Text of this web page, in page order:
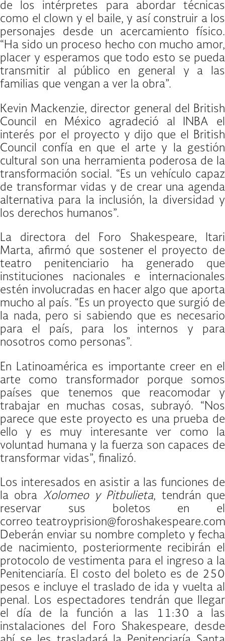
de los intérpretes para abordar técnicas
como el clown y el baile, y así construir a los
personajes desde un acercamiento físico.
“Ha sido un proceso hecho con mucho amor,
placer y esperamos que todo esto se pueda
transmitir al público en general y a las
familias que vengan a ver la obra”.
Kevin Mackenzie, director general del British
Council en México agradeció al INBA el
interés por el proyecto y dijo que el British
Council confía en que el arte y la gestión
cultural son una herramienta poderosa de la
transformación social. “Es un vehículo capaz
de transformar vidas y de crear una agenda
alternativa para la inclusión, la diversidad y
los derechos humanos”.
La directora del Foro Shakespeare, Itari
Marta, afirmó que sostener el proyecto de
teatro penitenciario ha generado que
instituciones nacionales e internacionales
estén involucradas en hacer algo que aporta
mucho al país. “Es un proyecto que surgió de
la nada, pero si sabiendo que es necesario
para el país, para los internos y para
nosotros como personas”.
En Latinoamérica es importante creer en el
arte como transformador porque somos
países que tenemos que reacomodar y
trabajar en muchas cosas, subrayó. “Nos
parece que este proyecto es una prueba de
ello y es muy interesante ver como la
voluntad humana y la fuerza son capaces de
transformar vidas”, finalizó.
Los interesados en asistir a las funciones de
la obra Xolomeo y Pitbulieta, tendrán que
reservar sus boletos en el
correo
Deberán enviar su nombre completo y fecha
de nacimiento, posteriormente recibirán el
protocolo de vestimenta para el ingreso a la
Penitenciaría. El costo del boleto es de 250
pesos e incluye el traslado de ida y vuelta al
penal. Los espectadores tendrán que llegar
el día de la función a las 11:30 a las
instalaciones del Foro Shakespeare, desde